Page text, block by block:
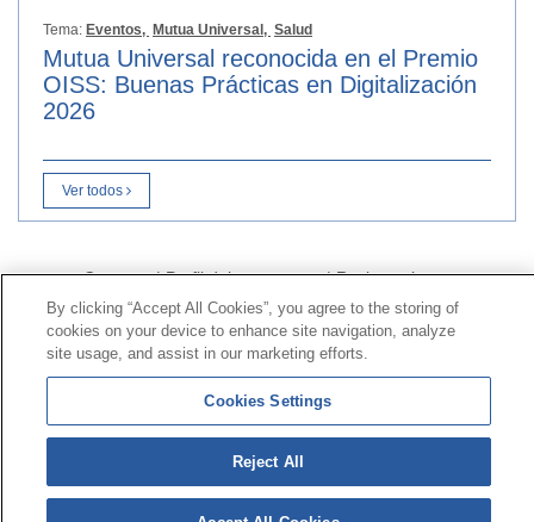
Tema: Eventos, Mutua Universal, Salud
Mutua Universal reconocida en el Premio
OISS: Buenas Prácticas en Digitalización
2026
Ver todos
Contacto|Perfil del contratante|Reclamaciones
Línea Universal 900 203 203 |Zona Privada Comisión de
Prestaciones Especiales|Zona Privada Proveedor
Sanitario
© Mutua Universal 2026 | Mapa del sitio | Aviso legal
Política de Protección de Datos
cookies
Síguenos en:
By clicking “Accept All Cookies”, you agree to the storing of
cookies on your device to enhance site navigation, analyze
site usage, and assist in our marketing efforts.
Cookies Settings
Reject All